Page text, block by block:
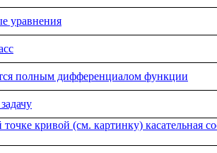
уравнения
полным дифференциалом функции
кривой (см. картинку) касательная